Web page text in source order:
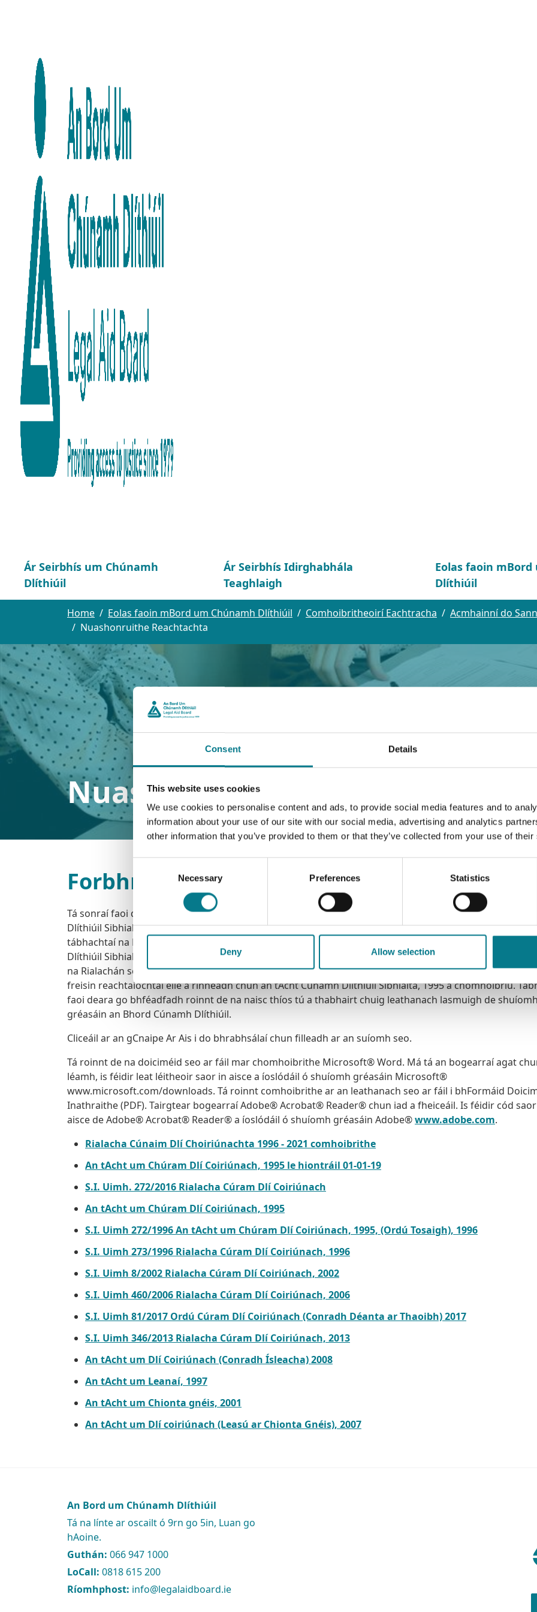
Consent Details
This website uses cookies
We use cookies to personalise content and ads, to provide social media features and to
information about your use of our site with our social media, advertising and analytics
other information that you’ve provided to them or that they’ve collected from your use of
Selection
Necessary Preferences Statistics
Deny Allow selection
Ár Seirbhís um Chúnamh
Dlíthiúil
Ár Seirbhís Idirghabhála
Teaghlaigh
Eolas faoin
Dlíthiúil
Home Eolas faoin mBord um Chúnamh Dlíthiúil Comhoibritheoirí Eachtracha
Acmhainní do
Nuashonruithe Reachtachta
Nuashonruithe Reachtachta
Forbhreathnú
Tá sonraí faoi dhlíthe a bhaineann le cúnamh dlíthiúil ar an leathanach seo. Cuimsíonn sé Laghdaigh
Dlíthiúil Sibhialta, 1995 agus na rialacháin éagsúla a rinneadh faoin Acht. Is éard atá i na Rialacháin is
tábhachtaí na Rialacháin Cúnamh Dlíthiúil Sibhialta 1996, a cuireadh coigeartuithe orthu le Rialacháin
Dlíthiúil Sibhialta 2002 agus Rialacháin Cúnamh Dlíthiúil Sibhialta 2006. Tógadh comhoibriú
na Rialachán seo ag an mBord agus tá sé san áireamh thíos chun éascaíocht tagartha a sholáthar.
freisin reachtaíochtaí eile a rinneadh chun an tAcht Cúnamh Dlíthiúil Sibhialta, 1995 a chomhoibriú.
faoi deara go bhféadfadh roinnt de na naisc thíos tú a thabhairt chuig leathanach lasmuigh de shuíomh
gréasáin an Bhord Cúnamh Dlíthiúil.
Cliceáil ar an gCnaipe Ar Ais i do bhrabhsálaí chun filleadh ar an suíomh seo.
Tá roinnt de na doiciméid seo ar fáil mar chomhoibrithe Microsoft® Word. Má tá an bogearraí agat
léamh, is féidir leat léitheoir saor in aisce a íoslódáil ó shuíomh gréasáin Microsoft®
www.microsoft.com/downloads. Tá roinnt comhoibrithe ar an leathanach seo ar fáil i bhFormáid
Inathraithe (PDF). Tairgtear bogearraí Adobe® Acrobat® Reader® chun iad a fheiceáil. Is féidir cód
aisce de Adobe® Acrobat® Reader® a íoslódáil ó shuíomh gréasáin Adobe®www.adobe.com.
Rialacha Cúnaim Dlí Choiriúnachta 1996 - 2021 comhoibrithe
An tAcht um Chúram Dlí Coiriúnach, 1995 le hiontráil 01-01-19
S.I. Uimh. 272/2016 Rialacha Cúram Dlí Coiriúnach
An tAcht um Chúram Dlí Coiriúnach, 1995
S.I. Uimh 272/1996 An tAcht um Chúram Dlí Coiriúnach, 1995, (Ordú Tosaigh), 1996
S.I. Uimh 273/1996 Rialacha Cúram Dlí Coiriúnach, 1996
S.I. Uimh 8/2002 Rialacha Cúram Dlí Coiriúnach, 2002
S.I. Uimh 460/2006 Rialacha Cúram Dlí Coiriúnach, 2006
S.I. Uimh 81/2017 Ordú Cúram Dlí Coiriúnach (Conradh Déanta ar Thaoibh) 2017
S.I. Uimh 346/2013 Rialacha Cúram Dlí Coiriúnach, 2013
An tAcht um Dlí Coiriúnach (Conradh Ísleacha) 2008
An tAcht um Leanaí, 1997
An tAcht um Chionta gnéis, 2001
An tAcht um Dlí coiriúnach (Leasú ar Chionta Gnéis), 2007
An Bord um Chúnamh Dlíthiúil
Tá na línte ar oscailt ó 9rn go 5in, Luan go
hAoine.
Guthán: 066 947 1000
LoCall: 0818 615 200
Ríomhphost: info@legalaidboard.ie